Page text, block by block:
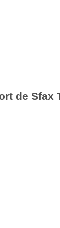
de Sfax